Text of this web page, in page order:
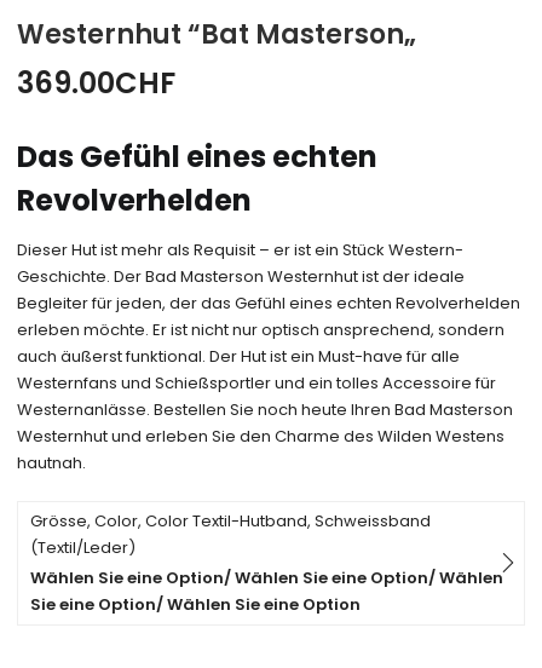
Westernhut “Bat Masterson„
369.00CHF
Das Gefühl eines echten
Revolverhelden
Dieser Hut ist mehr als Requisit – er ist ein Stück Western-
Geschichte. Der Bad Masterson Westernhut ist der ideale
Begleiter für jeden, der das Gefühl eines echten Revolverhelden
erleben möchte. Er ist nicht nur optisch ansprechend, sondern
auch äußerst funktional. Der Hut ist ein Must-have für alle
Westernfans und Schießsportler und ein tolles Accessoire für
Westernanlässe. Bestellen Sie noch heute Ihren Bad Masterson
Westernhut und erleben Sie den Charme des Wilden Westens
hautnah.
Grösse, Color, Color Textil-Hutband, Schweissband
(Textil/Leder)
Wählen Sie eine Option/ Wählen Sie eine Option/ Wählen
Sie eine Option/ Wählen Sie eine Option